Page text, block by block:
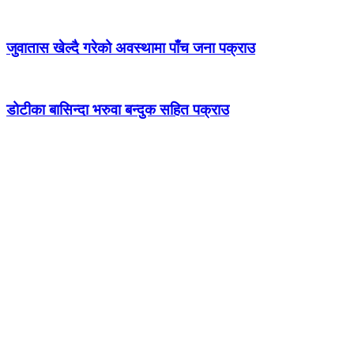
जुवातास खेल्दै गरेको अवस्थामा पाँच जना पक्राउ
डोटीका बासिन्दा भरुवा बन्दुक सहित पक्राउ